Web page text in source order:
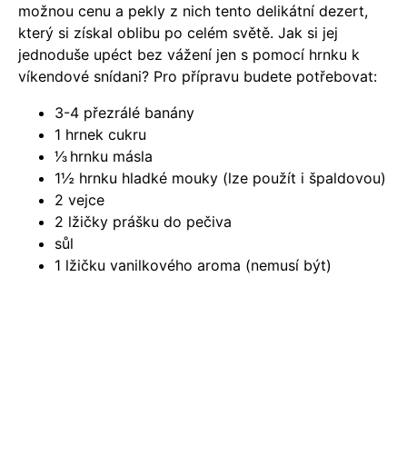
možnou cenu a pekly z nich tento delikátní dezert,
který si získal oblibu po celém světě. Jak si jej
jednoduše upéct bez vážení jen s pomocí hrnku k
víkendové snídani? Pro přípravu budete potřebovat:
3-4 přezrálé banány
1 hrnek cukru
1⁄3 hrnku másla
1½ hrnku hladké mouky (lze použít i špaldovou)
2 vejce
2 lžičky prášku do pečiva
sůl
1 lžičku vanilkového aroma (nemusí být)